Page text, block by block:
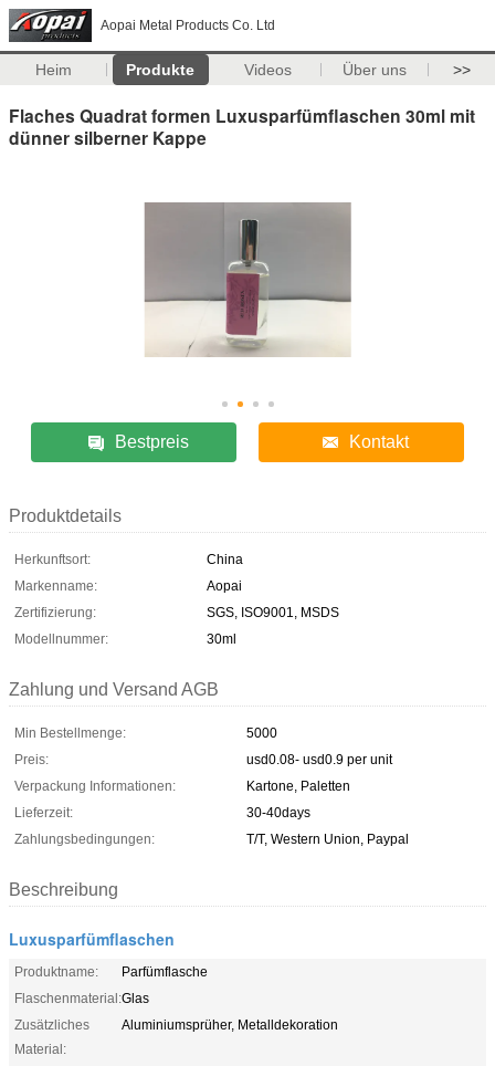
Aopai Metal Products Co. Ltd
Heim Produkte Videos Über uns >>
Flaches Quadrat formen Luxusparfümflaschen 30ml mit
dünner silberner Kappe
Bestpreis Kontakt
Produktdetails
Herkunftsort:
China
Markenname:
Aopai
Zertifizierung:
SGS, ISO9001, MSDS
Modellnummer:
30ml
Zahlung und Versand AGB
Min Bestellmenge:
5000
Preis:
usd0.08- usd0.9 per unit
Verpackung Informationen:
Kartone, Paletten
Lieferzeit:
30-40days
Zahlungsbedingungen:
T/T, Western Union, Paypal
Beschreibung
Luxusparfümflaschen
Produktname:
Parfümflasche
Flaschenmaterial:Glas
Zusätzliches
Material:
Aluminiumsprüher, Metalldekoration